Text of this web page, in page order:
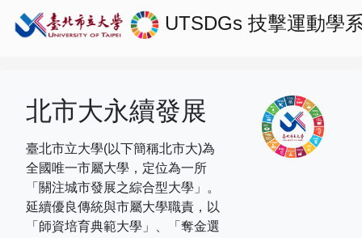
UTSDGs 技擊運動學
北市大永續發展
臺北市立大學(以下簡稱北市大)為
全國唯一市屬大學，定位為一所
「關注城市發展之綜合型大學」。
延續優良傳統與市屬大學職責，以
「師資培育典範大學」、「奪金選